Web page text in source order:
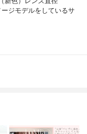
ジモデルをしているサ